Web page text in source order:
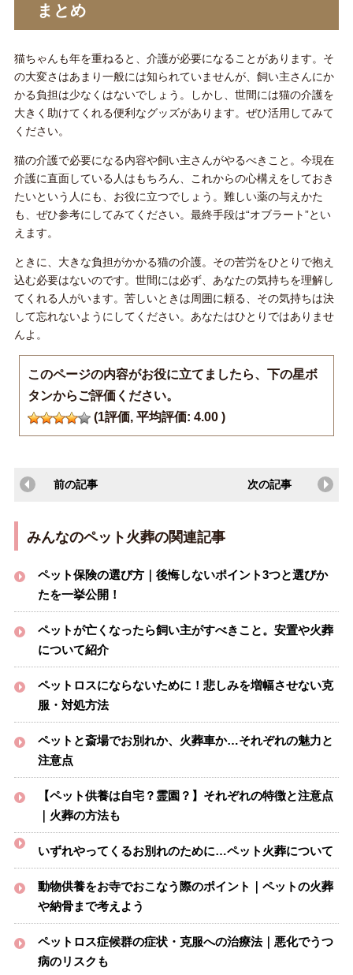
まとめ
猫ちゃんも年を重ねると、介護が必要になることがあります。そ
の大変さはあまり一般には知られていませんが、飼い主さんにか
かる負担は少なくはないでしょう。しかし、世間には猫の介護を
大きく助けてくれる便利なグッズがあります。ぜひ活用してみて
ください。
猫の介護で必要になる内容や飼い主さんがやるべきこと。今現在
介護に直面している人はもちろん、これからの心構えをしておき
たいという人にも、お役に立つでしょう。難しい薬の与えかた
も、ぜひ参考にしてみてください。最終手段は“オブラート”とい
えます。
ときに、大きな負担がかかる猫の介護。その苦労をひとりで抱え
込む必要はないのです。世間には必ず、あなたの気持ちを理解し
てくれる人がいます。苦しいときは周囲に頼る、その気持ちは決
して忘れないようにしてください。あなたはひとりではありませ
んよ。
このページの内容がお役に立てましたら、下の星ボ
タンからご評価ください。
(1評価, 平均評価:4.00 )
前の記事 次の記事
みんなのペット火葬の関連記事
ペット保険の選び方｜後悔しないポイント3つと選びか
たを一挙公開！
ペットが亡くなったら飼い主がすべきこと。安置や火葬
について紹介
ペットロスにならないために！悲しみを増幅させない克
服・対処方法
ペットと斎場でお別れか、火葬車か…それぞれの魅力と
注意点
【ペット供養は自宅？霊園？】それぞれの特徴と注意点
｜火葬の方法も
いずれやってくるお別れのために…ペット火葬について
動物供養をお寺でおこなう際のポイント｜ペットの火葬
や納骨まで考えよう
ペットロス症候群の症状・克服への治療法｜悪化でうつ
病のリスクも